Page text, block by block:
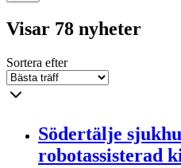
Visar 78 nyheter
Sortera efter
Södertälje
robotassisterad